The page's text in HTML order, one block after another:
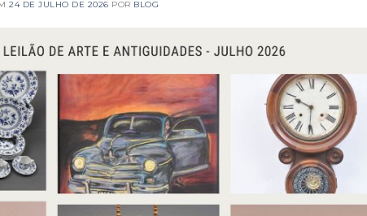
24 DE JULHO DE 2026 POR BLOG